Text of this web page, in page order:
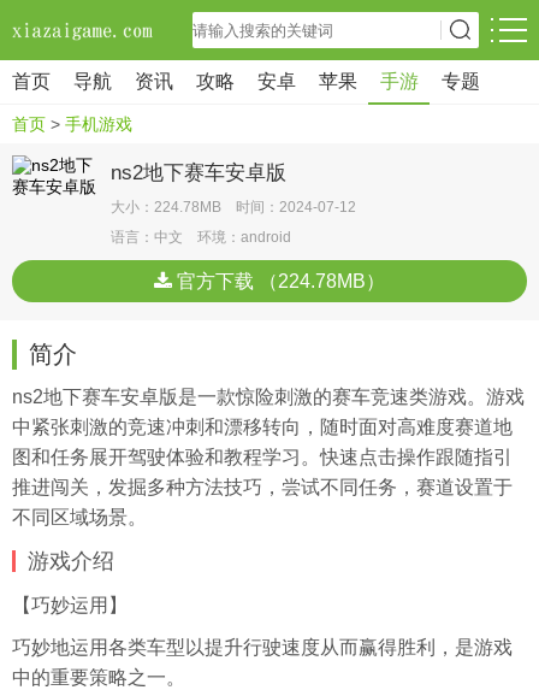
首页 导航 资讯 攻略 安卓 苹果 手游 专题
首页 > 手机游戏
ns2地下赛车安卓版
大小：224.78MB 时间：2024-07-12
语言：中文 环境：android
官方下载 （224.78MB）
简介
ns2地下赛车安卓版是一款惊险刺激的赛车竞速类游戏。游戏
中紧张刺激的竞速冲刺和漂移转向，随时面对高难度赛道地
图和任务展开驾驶体验和教程学习。快速点击操作跟随指引
推进闯关，发掘多种方法技巧，尝试不同任务，赛道设置于
不同区域场景。
游戏介绍
【巧妙运用】
巧妙地运用各类车型以提升行驶速度从而赢得胜利，是游戏
中的重要策略之一。